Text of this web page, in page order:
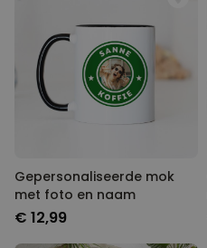
Gepersonaliseerde mok
met foto en naam
€ 12,99